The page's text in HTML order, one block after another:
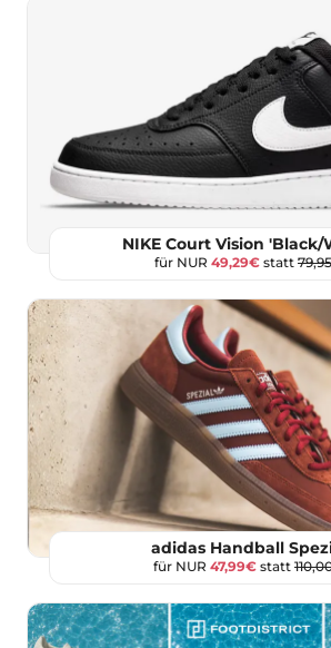
NIKE Court Vision 'Black/
für NUR 49,29€ statt
adidas Handball
für NUR 47,99€ statt